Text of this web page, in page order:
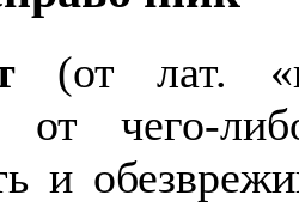
(от лат.
от чего-
и